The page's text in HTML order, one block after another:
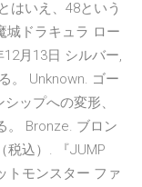
はいえ、48という
城ドラキュラ ロー
月13日 シルバー,
。 Unknown. ゴー
ップへの変形、
。 Bronze. ブロン
税込）. 『JUMP
トモンスター ファ